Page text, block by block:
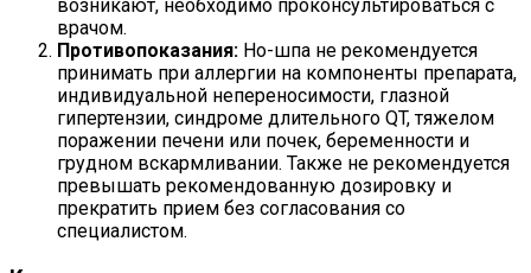
возникают, необходимо проконсультироваться с
врачом.
Противопоказания: Но-шпа не рекомендуется
принимать при аллергии на компоненты препарата,
индивидуальной непереносимости, глазной
гипертензии, синдроме длительного QT, тяжелом
поражении печени или почек, беременности и
грудном вскармливании. Также не рекомендуется
превышать рекомендованную дозировку и
прекратить прием без согласования со
специалистом.